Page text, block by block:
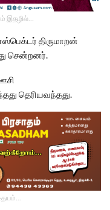
இதழில்…
திருமாறன்
சென்றனர்.
தெரியவந்தது.